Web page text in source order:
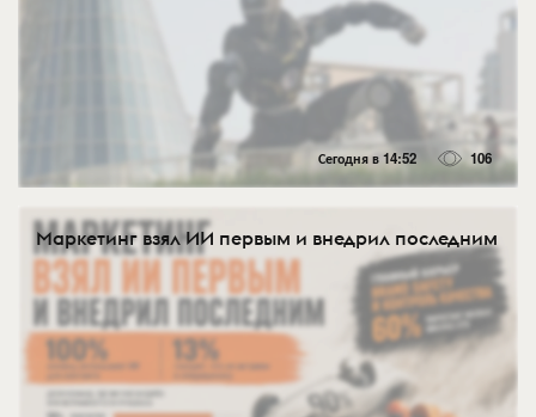
Сегодня в 14:52 106
Маркетинг взял ИИ первым и внедрил последним